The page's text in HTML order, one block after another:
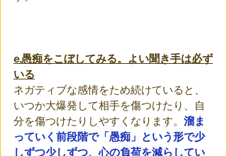
e.愚痴をこぼしてみる。よい聞き手は必ず
いる
ネガティブな感情をため続けていると、
いつか大爆発して相手を傷つけたり、自
分を傷つけたりしやすくなります。 溜ま
っていく前段階で「愚痴」という形で少
しずつ少しずつ、心の負荷を減らしてい